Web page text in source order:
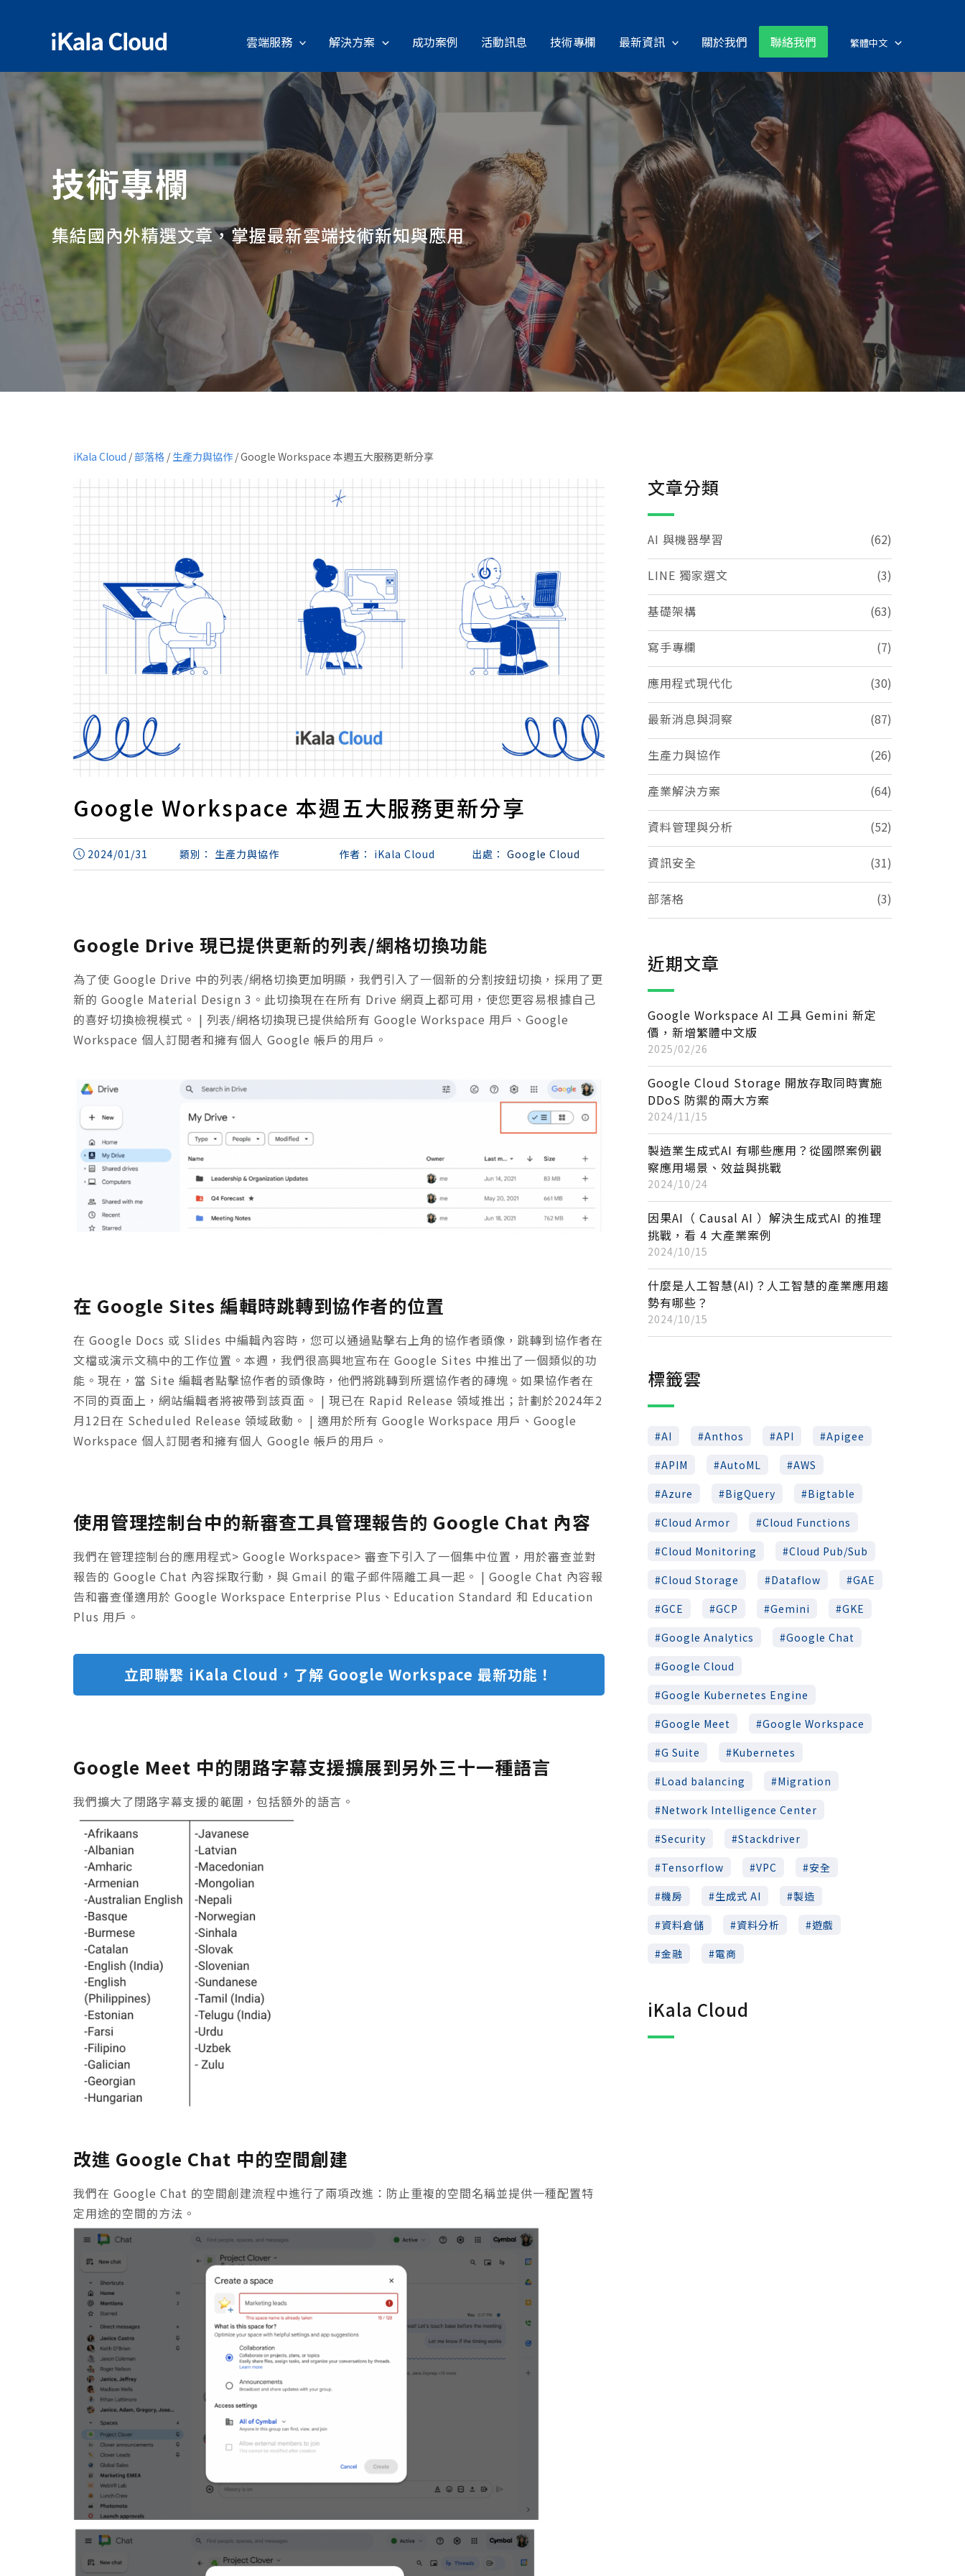
雲端服務 解決方案 成功案例 活動訊息 技術專欄 最新資訊 關於我們 聯絡我們 繁體中文
技術專欄
集結國內外精選文章，掌握最新雲端技術新知與應用
iKala Cloud /部落格 / 生產力與協作 /Google Workspace 本週五大服務更新分享
Google Workspace 本週五大服務更新分享
2024/01/31 類別： 生產力與協作 作者： iKala Cloud 出處： Google Cloud
Google Drive 現已提供更新的列表/網格切換功能
為了使 Google Drive 中的列表/網格切換更加明顯，我們引入了一個新的分割按鈕切換，採用了更
新的 Google Material Design 3。此切換現在在所有 Drive 網頁上都可用，使您更容易根據自己
的喜好切換檢視模式。 | 列表/網格切換現已提供給所有 Google Workspace 用戶、Google
Workspace 個人訂閱者和擁有個人 Google 帳戶的用戶。
在 Google Sites 編輯時跳轉到協作者的位置
在 Google Docs 或 Slides 中編輯內容時，您可以通過點擊右上角的協作者頭像，跳轉到協作者在
文檔或演示文稿中的工作位置。本週，我們很高興地宣布在 Google Sites 中推出了一個類似的功
能。現在，當 Site 編輯者點擊協作者的頭像時，他們將跳轉到所選協作者的磚塊。如果協作者在
不同的頁面上，網站編輯者將被帶到該頁面。 | 現已在 Rapid Release 領域推出；計劃於2024年2
月12日在 Scheduled Release 領域啟動。 | 適用於所有 Google Workspace 用戶、Google
Workspace 個人訂閱者和擁有個人 Google 帳戶的用戶。
使用管理控制台中的新審查工具管理報告的 Google Chat 內容
我們在管理控制台的應用程式> Google Workspace> 審查下引入了一個集中位置，用於審查並對
報告的 Google Chat 內容採取行動，與 Gmail 的電子郵件隔離工具一起。 | Google Chat 內容報
告和審查僅適用於 Google Workspace Enterprise Plus、Education Standard 和 Education
Plus 用戶。
立即聯繫 iKala Cloud，了解 Google Workspace 最新功能！
Google Meet 中的閉路字幕支援擴展到另外三十一種語言
我們擴大了閉路字幕支援的範圍，包括額外的語言。
改進 Google Chat 中的空間創建
我們在 Google Chat 的空間創建流程中進行了兩項改進：防止重複的空間名稱並提供一種配置特
定用途的空間的方法。
文章分類
AI 與機器學習 (62)
LINE 獨家選文 (3)
基礎架構 (63)
寫手專欄 (7)
應用程式現代化 (30)
最新消息與洞察 (87)
生產力與協作 (26)
產業解決方案 (64)
資料管理與分析 (52)
資訊安全 (31)
部落格 (3)
近期文章
Google Workspace AI 工具 Gemini 新定
價，新增繁體中文版
2025/02/26
Google Cloud Storage 開放存取同時實施
DDoS 防禦的兩大方案
2024/11/15
製造業生成式AI 有哪些應用？從國際案例觀
察應用場景、效益與挑戰
2024/10/24
因果AI（ Causal AI ）解決生成式AI 的推理
挑戰，看 4 大產業案例
2024/10/15
什麼是人工智慧(AI)？人工智慧的產業應用趨
勢有哪些？
2024/10/15
標籤雲
AI Anthos API
Apigee
APIM
AutoML
AWS
Azure
BigQuery
Bigtable
Cloud Armor
Cloud Functions
Cloud Monitoring
Cloud Pub/Sub
Cloud Storage
Dataflow
GAE
GCE
GCP Gemini
GKE
Google Analytics
Google Chat
Google Cloud
Google Kubernetes Engine
Google Meet
Google Workspace
G Suite
Kubernetes
Load balancing
Migration
Network Intelligence Center
Security
Stackdriver
Tensorflow
VPC
安全
機房
生成式 AI
製造
資料倉儲
資料分析
遊戲
金融
電商
iKala Cloud